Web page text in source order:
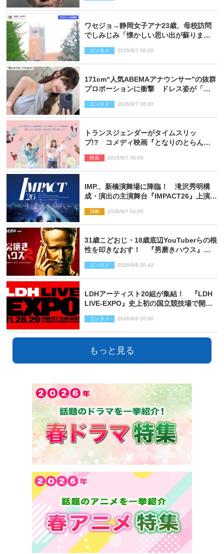
ワセジョ→静岡女子アナ23歳、母校訪問
でしみじみ「懐かしい思い出が蘇りまし
エンタメ 2026/8/7 06:00
171cm“人気ABEMAアナウンサー”の抜群
プロポーションに衝撃 ドレス姿が「美
エンタメ 2026/8/7 06:00
トランスジェンダーがタイムスリッ
プ!? コメディ映画『となりのとらんす
映画 2026/8/7 05:00
IMP.、新橋演舞場に降臨！ 滝沢秀明構
成・演出の主演舞台『IMPACT26』上演決
演劇 2026/8/7 04:00
31歳こどおじ・18歳底辺YouTuberらの根
性を叩きなおす！ 『男磨きハウス』第2
エンタメ 2026/8/6 20:42
LDHアーティスト20組が集結！ 『LDH
LIVE‐EXPO』史上初の国立競技場で開催
エンタメ 2026/8/6 20:00
もっと見る